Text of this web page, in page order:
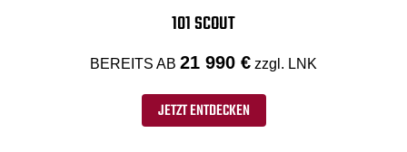
101 SCOUT
BEREITS AB 21 990 € zzgl. LNK
JETZT ENTDECKEN